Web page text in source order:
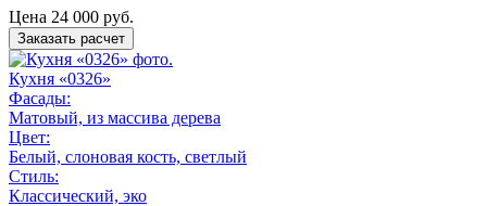
Цена 24 000 руб.
Заказать расчет
Кухня «0326»
Фасады:
Матовый, из массива дерева
Цвет:
Белый, слоновая кость, светлый
Стиль:
Классический, эко